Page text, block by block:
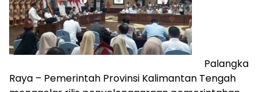
Palangka
Raya – Pemerintah Provinsi Kalimantan Tengah